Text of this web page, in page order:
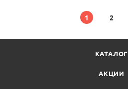
1 2
КАТАЛОГ
АКЦИИ